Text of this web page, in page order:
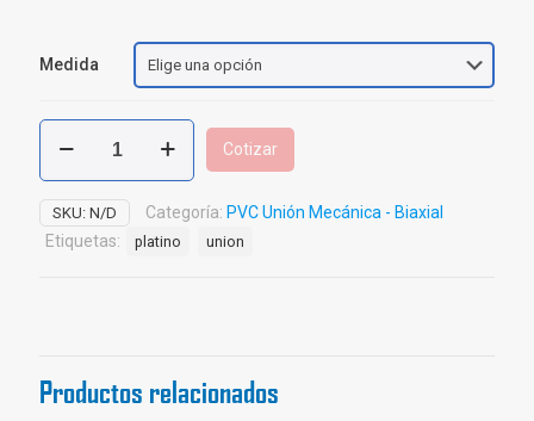
Medida
Unión
Reparación
PVC
Unión
Mecánica
cantidad
Cotizar
SKU: N/D Categoría: PVC Unión Mecánica - Biaxial
Etiquetas:
platino union
Productos relacionados